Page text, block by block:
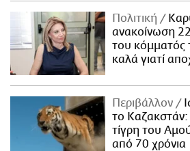
Πολιτική
ανακοίνωση
του κόμματός
καλά γιατί
Περιβάλλον
το
τίγρη του
από 70 χρόνια